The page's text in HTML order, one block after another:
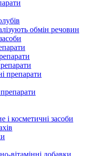
обмін речовин
препарати
і косметичні засоби
вітамінні добавки